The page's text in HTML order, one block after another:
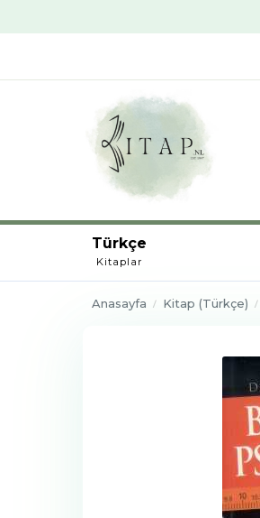
Türkçe
Kitaplar
Anasayfa Kitap (Türkçe)